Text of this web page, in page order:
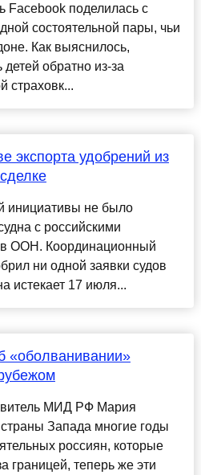
Facebook поделилась с
состоятельной пары, чьи
Как выяснилось,
детей обратно из-за
страховк...
экспорта удобрений из
инициативы не было
с российскими
ООН. Координационный
ни одной заявки судов
истекает 17 июля...
«оболванивании»
МИД РФ Мария
Запада многие годы
россиян, которые
границей, теперь же эти